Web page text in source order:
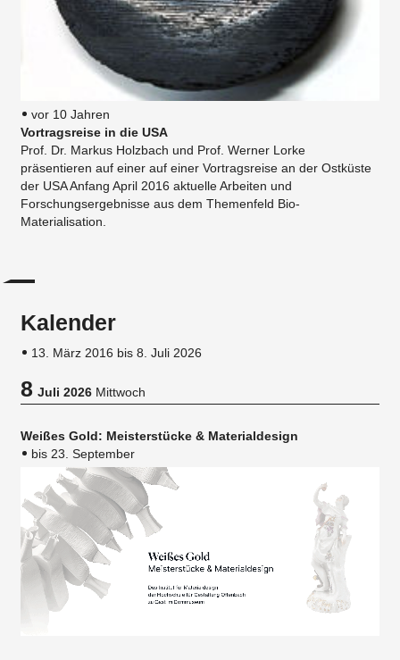
vor 10 Jahren
Vortragsreise in die USA
Prof. Dr. Markus Holzbach und Prof. Werner Lorke
präsentieren auf einer auf einer Vortragsreise an der Ostküste
der USA Anfang April 2016 aktuelle Arbeiten und
Forschungsergebnisse aus dem Themenfeld Bio-
Materialisation.
Kalender
13. März 2016 bis 8. Juli 2026
8Juli 2026 Mittwoch
Weißes Gold: Meisterstücke & Materialdesign
bis 23. September